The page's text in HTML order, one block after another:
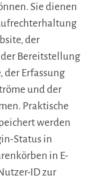
Sie dienen
der
Bereitstellung
der Erfassung
und der
Praktische
werden
Status in
in E-
ID zur